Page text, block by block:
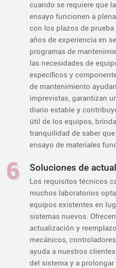
cuando se requiere que
ensayo funcionen a
con los plazos de
años de experiencia en
programas de
las necesidades de
específicos y
de mantenimiento
imprevistas, garantizan
diario estable y
útil de los equipos,
tranquilidad de saber
ensayo de materiales
6 Soluciones de
Los requisitos técnicos
muchos laboratorios
equipos existentes en
sistemas nuevos.
actualización y
mecánicos,
ayuda a nuestros
del sistema y a